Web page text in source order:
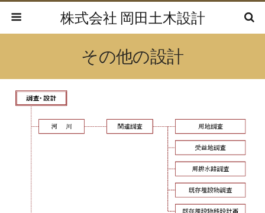
株式会社 岡田土木設計
その他の設計